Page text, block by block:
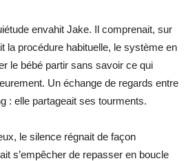
envahit Jake. Il comprenait, sur
la procédure habituelle, le système en
le bébé partir sans savoir ce qui
Un échange de regards entre
: elle partageait ses tourments.
le silence régnait de façon
s’empêcher de repasser en boucle